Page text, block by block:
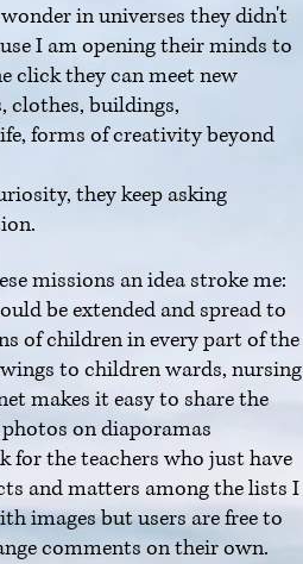
in universes they didn't
I am opening their minds to
click they can meet new
clothes, buildings,
forms of creativity beyond
they keep asking
missions an idea stroke me:
be extended and spread to
of children in every part of the
to children wards, nursing
makes it easy to share the
on diaporamas
for the teachers who just have
and matters among the lists I
images but users are free to
comments on their own.